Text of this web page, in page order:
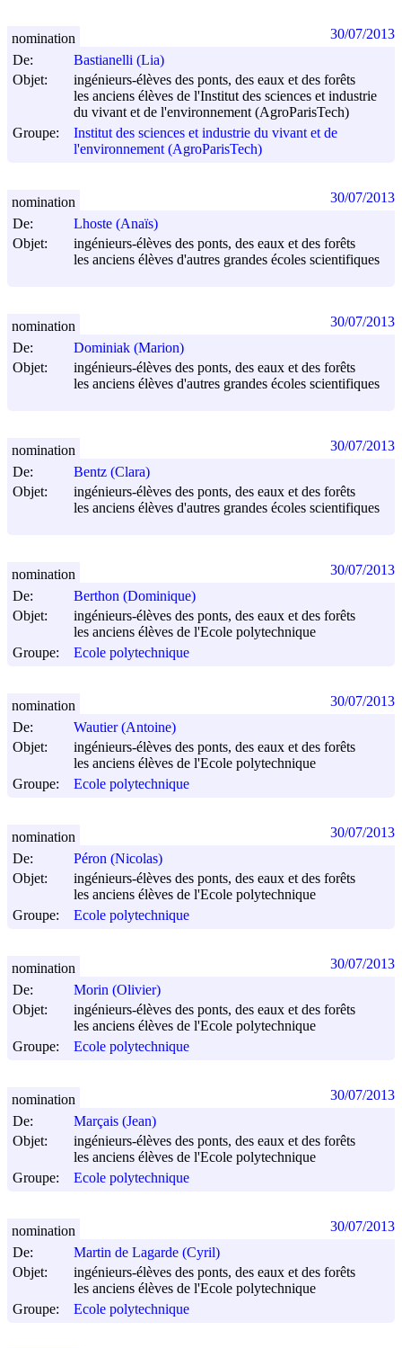
De:
Bastianelli (Lia)
Objet:
ingénieurs-élèves des ponts, des eaux et des forêts
les anciens élèves de l'Institut des sciences et industrie
du vivant et de l'environnement (AgroParisTech)
Groupe:
Institut des sciences et industrie du vivant et de
l'environnement (AgroParisTech)
nomination 30/07/2013
De:
Lhoste (Anaïs)
Objet:
ingénieurs-élèves des ponts, des eaux et des forêts
les anciens élèves d'autres grandes écoles scientifiques
nomination 30/07/2013
De:
Dominiak (Marion)
Objet:
ingénieurs-élèves des ponts, des eaux et des forêts
les anciens élèves d'autres grandes écoles scientifiques
nomination 30/07/2013
De:
Bentz (Clara)
Objet:
ingénieurs-élèves des ponts, des eaux et des forêts
les anciens élèves d'autres grandes écoles scientifiques
nomination 30/07/2013
De:
Berthon (Dominique)
Objet:
ingénieurs-élèves des ponts, des eaux et des forêts
les anciens élèves de l'Ecole polytechnique
Groupe:
Ecole polytechnique
nomination 30/07/2013
De:
Wautier (Antoine)
Objet:
ingénieurs-élèves des ponts, des eaux et des forêts
les anciens élèves de l'Ecole polytechnique
Groupe:
Ecole polytechnique
nomination 30/07/2013
De:
Péron (Nicolas)
Objet:
ingénieurs-élèves des ponts, des eaux et des forêts
les anciens élèves de l'Ecole polytechnique
Groupe:
Ecole polytechnique
nomination 30/07/2013
De:
Morin (Olivier)
Objet:
ingénieurs-élèves des ponts, des eaux et des forêts
les anciens élèves de l'Ecole polytechnique
Groupe:
Ecole polytechnique
nomination 30/07/2013
De:
Marçais (Jean)
Objet:
ingénieurs-élèves des ponts, des eaux et des forêts
les anciens élèves de l'Ecole polytechnique
Groupe:
Ecole polytechnique
nomination 30/07/2013
De:
Martin de Lagarde (Cyril)
Objet:
ingénieurs-élèves des ponts, des eaux et des forêts
les anciens élèves de l'Ecole polytechnique
Groupe:
Ecole polytechnique
nomination 30/07/2013